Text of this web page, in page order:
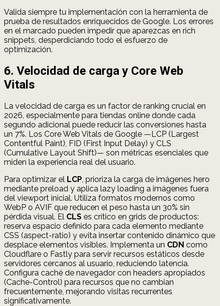
Valida siempre tu implementación con la herramienta de
prueba de resultados enriquecidos de Google. Los errores
en el marcado pueden impedir que aparezcas en rich
snippets, desperdiciando todo el esfuerzo de
optimización.
6. Velocidad de carga y Core Web
Vitals
La velocidad de carga es un factor de ranking crucial en
2026, especialmente para tiendas online donde cada
segundo adicional puede reducir las conversiones hasta
un 7%. Los Core Web Vitals de Google —LCP (Largest
Contentful Paint), FID (First Input Delay) y CLS
(Cumulative Layout Shift)— son métricas esenciales que
miden la experiencia real del usuario.
Para optimizar el LCP , prioriza la carga de imágenes hero
mediante preload y aplica lazy loading a imágenes fuera
del viewport inicial. Utiliza formatos modernos como
WebP o AVIF que reducen el peso hasta un 30% sin
pérdida visual. El CLS es crítico en grids de productos:
reserva espacio definido para cada elemento mediante
CSS (aspect-ratio) y evita insertar contenido dinámico que
desplace elementos visibles. Implementa un CDN como
Cloudflare o Fastly para servir recursos estáticos desde
servidores cercanos al usuario, reduciendo latencia.
Configura caché de navegador con headers apropiados
(Cache-Control) para recursos que no cambian
frecuentemente, mejorando visitas recurrentes
significativamente.